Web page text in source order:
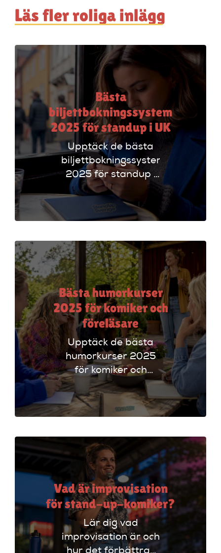
Läs fler roliga inlägg
Bästa
biljettbokningssystem
2025 för standup i UK
Upptäck de bästa
biljettbokningssystem
2025 för standup i
UK. Jämför
plattformar som
Ticketmaster och
rätt alternativ!
Bästa humorkurser
2025 för komiker och
föreläsare
Upptäck de bästa
humorkurser 2025
för komiker och
föreläsare. Lär dig
tekniker och få
scenerfarenhet med
Vad är improvisation
för stand-up-komiker?
Lär dig vad
improvisation är och
hur det förbättrar